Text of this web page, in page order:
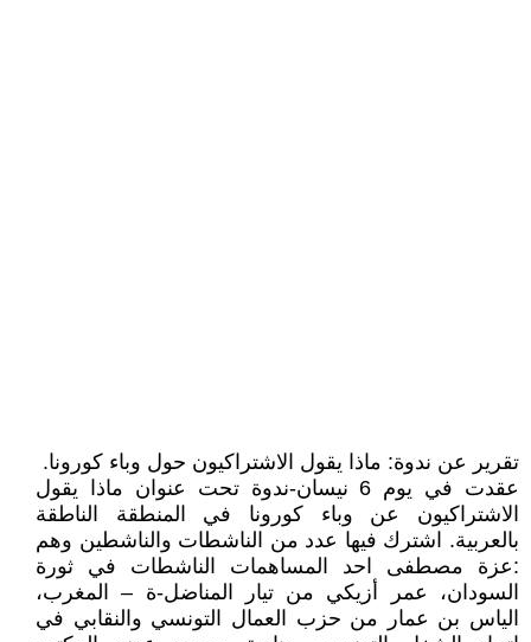
تقرير عن ندوة: ماذا يقول الاشتراكيون حول وباء كورونا.
عقدت في يوم 6 نيسان-ندوة تحت عنوان ماذا يقول
الاشتراكيون عن وباء كورونا في المنطقة الناطقة
بالعربية. اشترك فيها عدد من الناشطات والناشطين وهم
:عزة مصطفى احد المساهمات الناشطات في ثورة
السودان، عمر أزيكي من تيار المناضل-ة – المغرب،
الياس بن عمار من حزب العمال التونسي والنقابي في